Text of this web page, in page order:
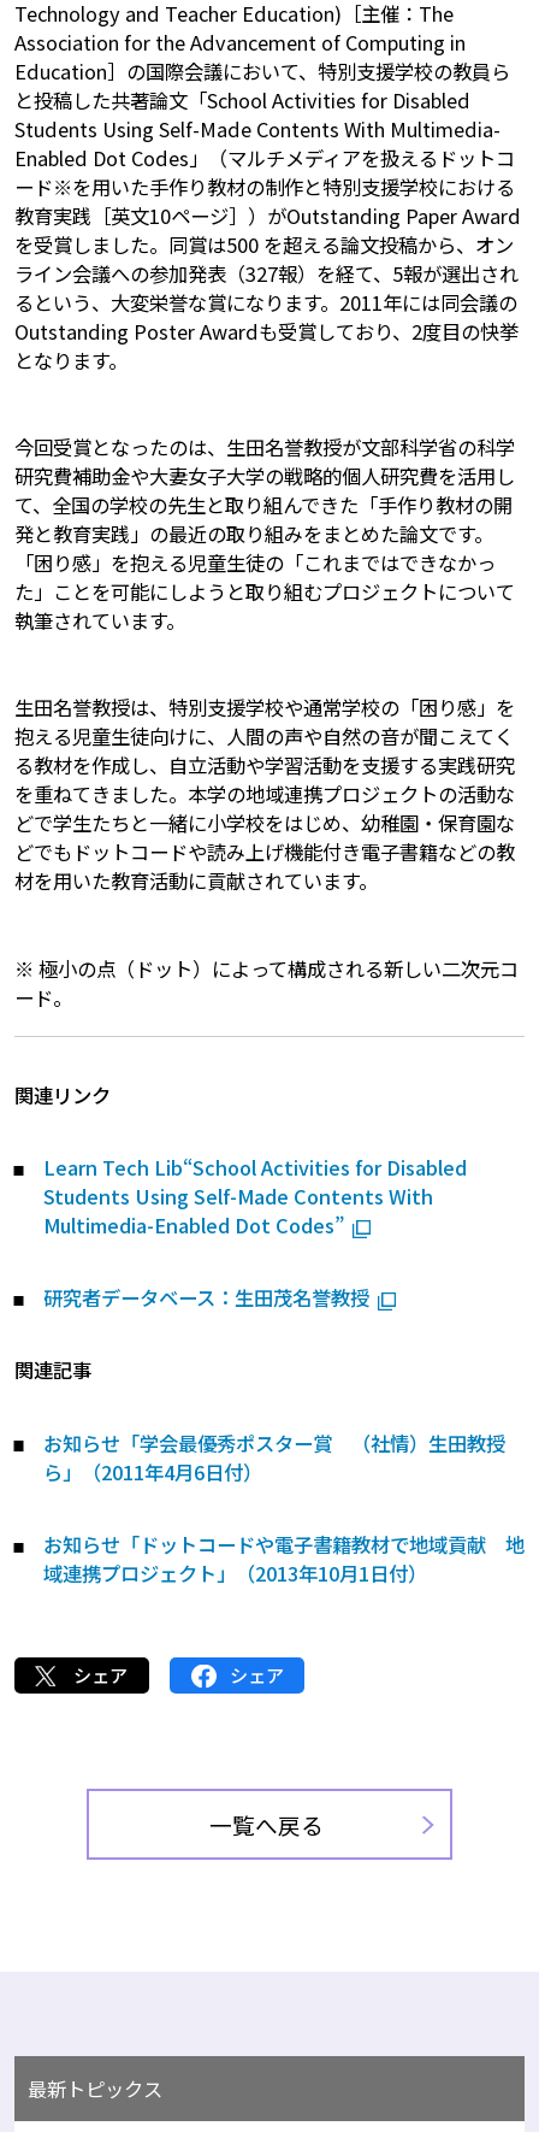
Technology and Teacher Education)［主催：The
Association for the Advancement of Computing in
Education］の国際会議において、特別支援学校の教員ら
と投稿した共著論文「School Activities for Disabled
Students Using Self-Made Contents With Multimedia-
Enabled Dot Codes」（マルチメディアを扱えるドットコ
ード※を用いた手作り教材の制作と特別支援学校における
教育実践［英文10ページ］）がOutstanding Paper Award
を受賞しました。同賞は500 を超える論文投稿から、オン
ライン会議への参加発表（327報）を経て、5報が選出され
るという、大変栄誉な賞になります。2011年には同会議の
Outstanding Poster Awardも受賞しており、2度目の快挙
となります。
今回受賞となったのは、生田名誉教授が文部科学省の科学
研究費補助金や大妻女子大学の戦略的個人研究費を活用し
て、全国の学校の先生と取り組んできた「手作り教材の開
発と教育実践」の最近の取り組みをまとめた論文です。
「困り感」を抱える児童生徒の「これまではできなかっ
た」ことを可能にしようと取り組むプロジェクトについて
執筆されています。
生田名誉教授は、特別支援学校や通常学校の「困り感」を
抱える児童生徒向けに、人間の声や自然の音が聞こえてく
る教材を作成し、自立活動や学習活動を支援する実践研究
を重ねてきました。本学の地域連携プロジェクトの活動な
どで学生たちと一緒に小学校をはじめ、幼稚園・保育園な
どでもドットコードや読み上げ機能付き電子書籍などの教
材を用いた教育活動に貢献されています。
※ 極小の点（ドット）によって構成される新しい二次元コ
ード。
関連リンク
Learn Tech Lib“School Activities for Disabled
Students Using Self-Made Contents With
Multimedia-Enabled Dot Codes”
研究者データベース：生田茂名誉教授
関連記事
お知らせ「学会最優秀ポスター賞 （社情）生田教授
ら」（2011年4月6日付）
お知らせ「ドットコードや電子書籍教材で地域貢献 地
域連携プロジェクト」（2013年10月1日付）
シェア シェア
一覧へ戻る
最新トピックス